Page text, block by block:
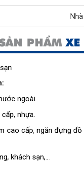
PHẨM
ngoài.
nhựa.
cao cấp, ngăn đựng
khách sạn,…